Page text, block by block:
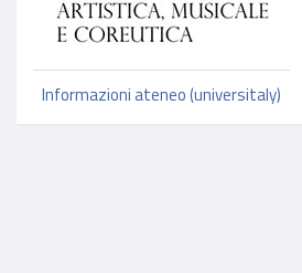
Informazioni ateneo (universitaly)